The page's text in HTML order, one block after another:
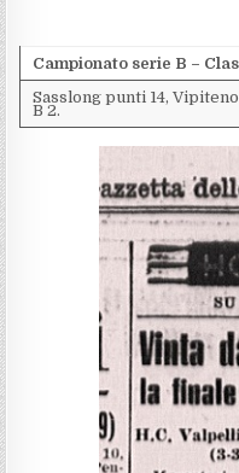
Campionato serie B –
Sasslong punti 14,
B 2.